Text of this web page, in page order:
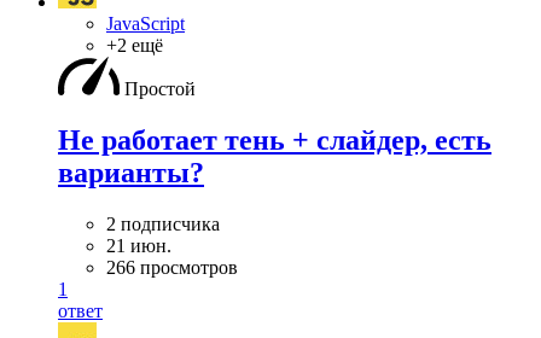
JavaScript
+2 ещё
Простой
Не работает тень + слайдер, есть
варианты?
2 подписчика
21 июн.
266 просмотров
1
ответ